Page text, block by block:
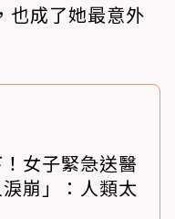
也成了她最意外
女子緊急送醫
淚崩」：人類太